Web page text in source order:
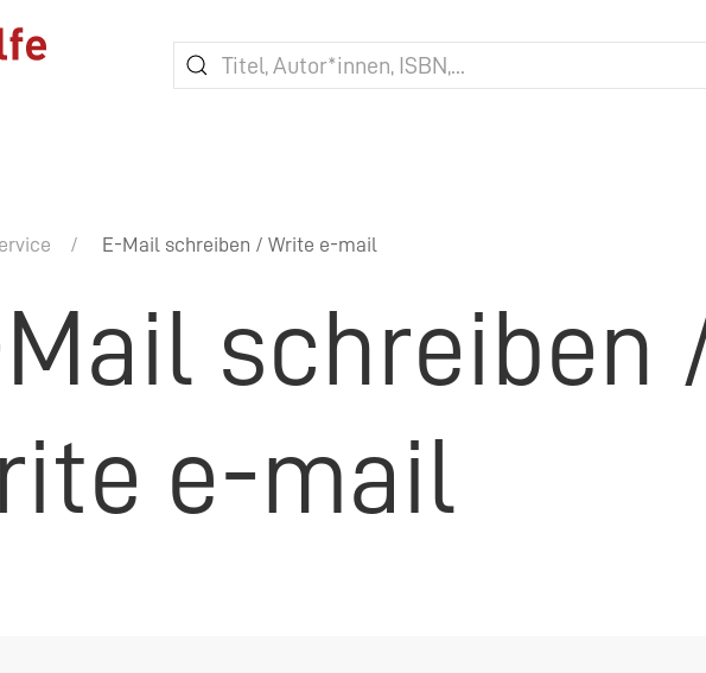
E-Mail schreiben / Write e-mail
schreiben
e-mail